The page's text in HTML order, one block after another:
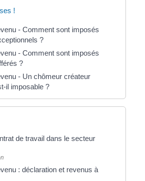
!
- Comment sont imposés
?
- Comment sont imposés
?
- Un chômeur créateur
il imposable ?
de travail dans le secteur
: déclaration et revenus à